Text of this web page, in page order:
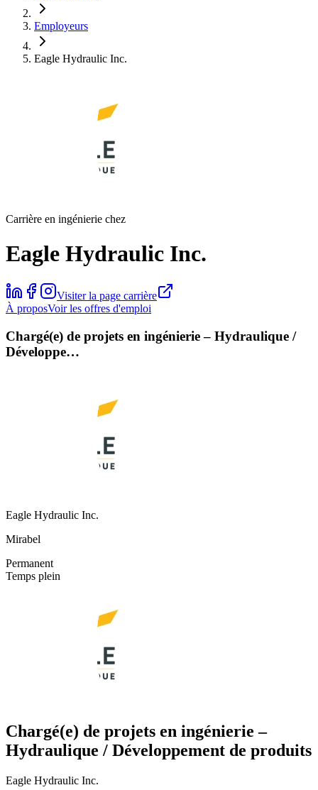
Employeurs
Eagle Hydraulic Inc.
Carrière en ingénierie chez
Eagle Hydraulic Inc.
Visiter la page carrière
À proposVoir les offres d'emploi
Chargé(e) de projets en ingénierie – Hydraulique /
Développe…
Eagle Hydraulic Inc.
Mirabel
Permanent
Temps plein
Chargé(e) de projets en ingénierie –
Hydraulique / Développement de produits
Eagle Hydraulic Inc.